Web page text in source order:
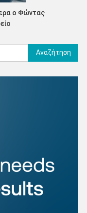
ο Φώντας
Αναζήτηση
για: